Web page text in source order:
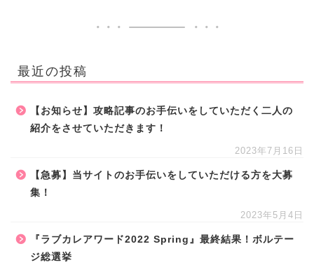
最近の投稿
【お知らせ】攻略記事のお手伝いをしていただく二人の
紹介をさせていただきます！
2023年7月16日
【急募】当サイトのお手伝いをしていただける方を大募
集！
2023年5月4日
『ラブカレアワード2022 Spring』最終結果！ボルテー
ジ総選挙